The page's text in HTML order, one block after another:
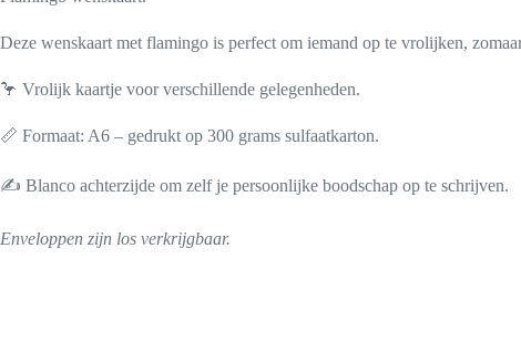
Deze wenskaart met flamingo is perfect om iemand op te vrolijken,
🦩 Vrolijk kaartje voor verschillende gelegenheden.
📏 Formaat: A6 – gedrukt op 300 grams sulfaatkarton.
✍️ Blanco achterzijde om zelf je persoonlijke boodschap op te schrijven.
Enveloppen zijn los verkrijgbaar.